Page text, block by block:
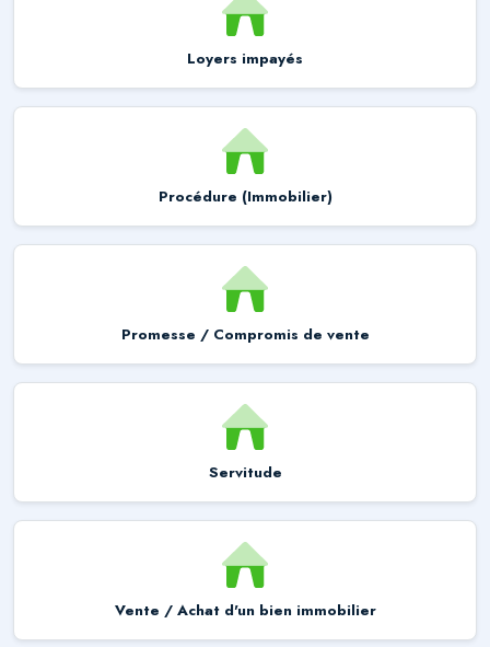
Loyers impayés
Procédure (Immobilier)
Promesse / Compromis de vente
Servitude
Vente / Achat d'un bien immobilier